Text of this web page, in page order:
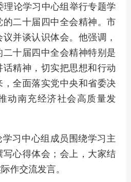
理论学习中心组举行专题学
二十届四中全会精神。市
并谈认识体会。他强调，
十届四中全会精神特别是
精神，切实把思想和行动
全面落实党中央和省委决
动南充经济社会高质量发
习中心组成员围绕学习主
心得体会；会上，大家结
作交流发言。